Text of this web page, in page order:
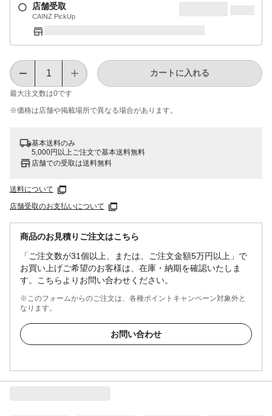
店舗受取
CAINZ PickUp
最大注文数は0です
カートに入れる
※価格は​店舗や​掲載場所で​異なる​場合が​あります。
基本送料のみ
5,000円以上ご注文で基本送料無料
店舗での受取は送料無料
送料について
店舗受取のお支払いについて
商品のお見積りご注文はこちら
「ご注文数が31個以上、または、ご注文金額5万円以上」で
お買い上げご希望のお客様は、在庫・納期を確認いたしま
す。こちらよりお問い合わせください。
※このフォームからのご注文は、各種ポイントキャンペーン対象外と
なります。
お問い合わせ